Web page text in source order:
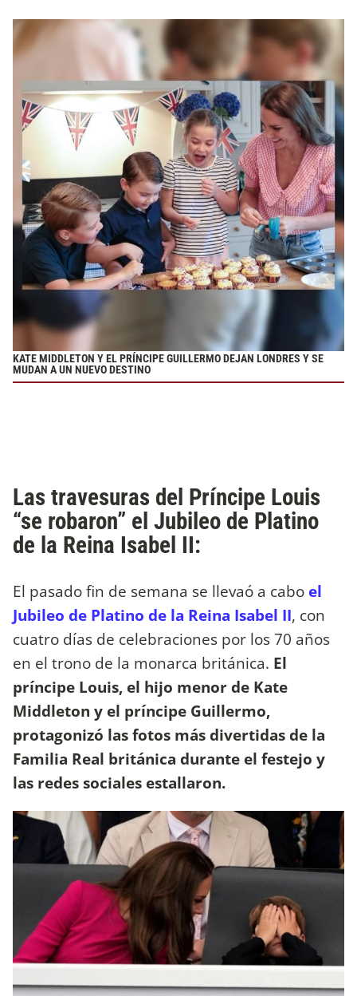
KATE MIDDLETON Y EL PRÍNCIPE GUILLERMO DEJAN LONDRES Y SE
MUDAN A UN NUEVO DESTINO
Las travesuras del Príncipe Louis
“se robaron” el Jubileo de Platino
de la Reina Isabel II:
El pasado fin de semana se llevaó a cabo el
Jubileo de Platino de la Reina Isabel II, con
cuatro días de celebraciones por los 70 años
en el trono de la monarca británica. El
príncipe Louis, el hijo menor de Kate
Middleton y el príncipe Guillermo,
protagonizó las fotos más divertidas de la
Familia Real británica durante el festejo y
las redes sociales estallaron.